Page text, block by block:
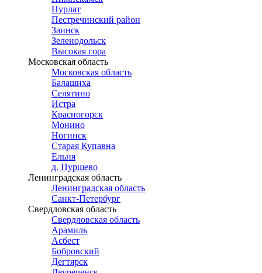
Нурлат
Пестречинский район
Заинск
Зеленодольск
Высокая гора
Московская область
Московская область
Балашиха
Селятино
Истра
Красногорск
Монино
Ногинск
Старая Купавна
Ельня
д. Пуршево
Ленинградская область
Ленинградская область
Санкт-Петербург
Свердловская область
Свердловская область
Арамиль
Асбест
Бобровский
Дегтярск